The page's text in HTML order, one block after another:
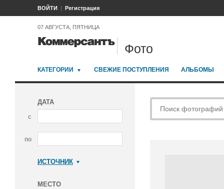
ВОЙТИ Регистрация
07 АВГУСТА, ПЯТНИЦА
Фото
КАТЕГОРИИ СВЕЖИЕ ПОСТУПЛЕНИЯ АЛЬБОМЫ
ДАТА
с
по
ИСТОЧНИК
МЕСТО